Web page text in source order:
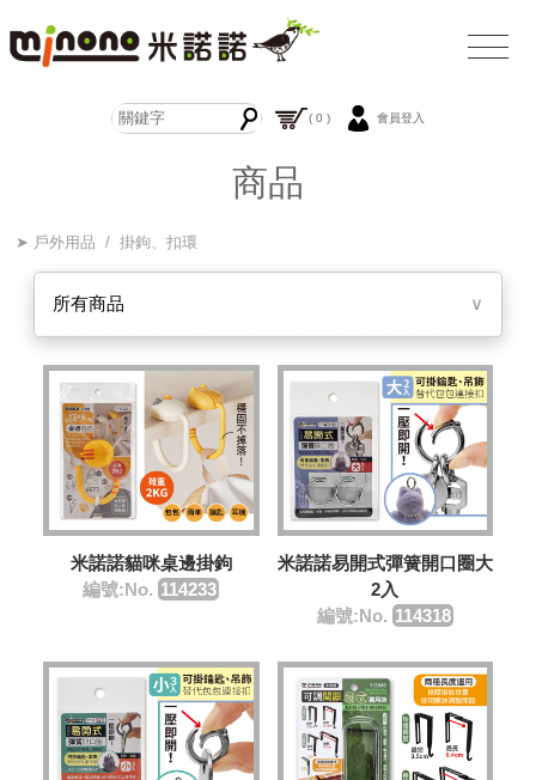
( 0 ) 會員登入
商品
➤ 戶外用品 / 掛鉤、扣環
所有商品 ∨
米諾諾貓咪桌邊掛鉤
編號:No. 114233
米諾諾易開式彈簧開口圈大
2入
編號:No. 114318